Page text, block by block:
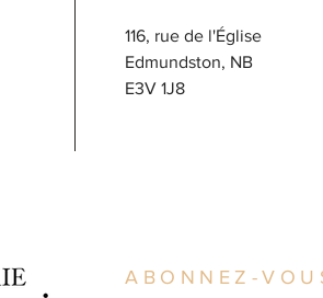
116, rue de l'Église
Edmundston, NB
E3V 1J8
ABONNEZ-